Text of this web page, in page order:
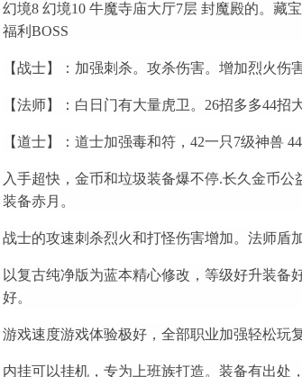
幻境8 幻境10 牛魔寺庙大厅7层 封魔殿的。藏
福利BOSS
【战士】：加强刺杀。攻杀伤害。增加烈火伤
【法师】：白日门有大量虎卫。26招多多44招
【道士】：道士加强毒和符，42一只7级神兽
入手超快，金币和垃圾装备爆不停.长久金币
装备赤月。
战士的攻速刺杀烈火和打怪伤害增加。法师盾
以复古纯净版为蓝本精心修改，等级好升装备
好。
游戏速度游戏体验极好，全部职业加强轻松玩
内挂可以挂机，专为上班族打造。装备有出处